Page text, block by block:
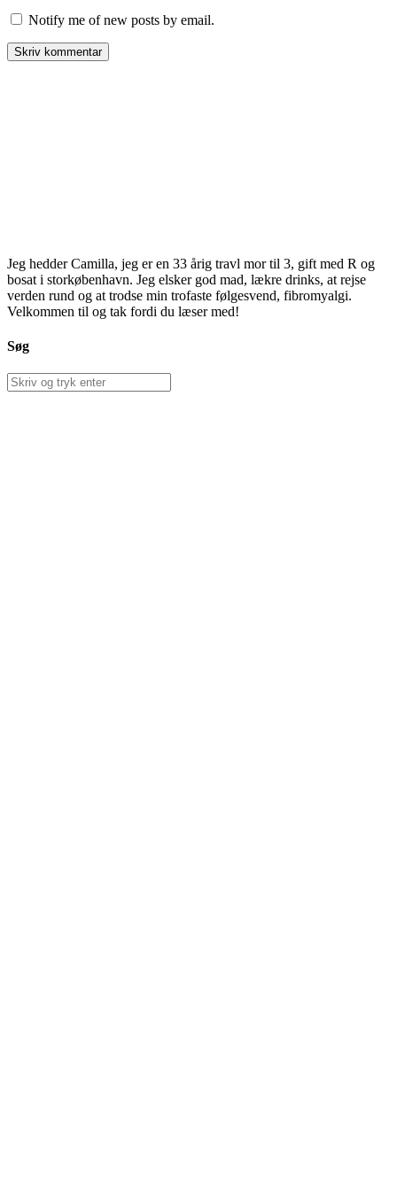
Notify me of new posts by email.
Jeg hedder Camilla, jeg er en 33 årig travl mor til 3, gift med R og
bosat i storkøbenhavn. Jeg elsker god mad, lækre drinks, at rejse
verden rund og at trodse min trofaste følgesvend, fibromyalgi.
Velkommen til og tak fordi du læser med!
Søg